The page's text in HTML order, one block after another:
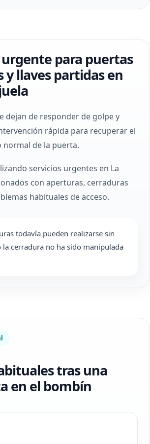
para puertas
y llaves partidas en
dejan de responder de golpe y
rápida para recuperar el
de la puerta.
servicios urgentes en La
con aperturas, cerraduras
habituales de acceso.
todavía pueden realizarse sin
la cerradura no ha sido manipulada
tras una
en el bombín